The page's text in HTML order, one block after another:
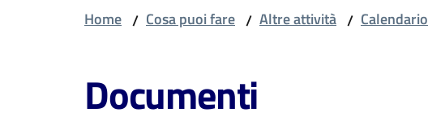
Home / Cosa puoi fare / Altre attività /
Documenti